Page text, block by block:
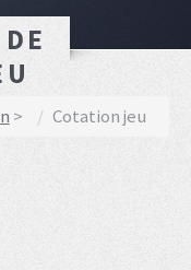
Cotation jeu